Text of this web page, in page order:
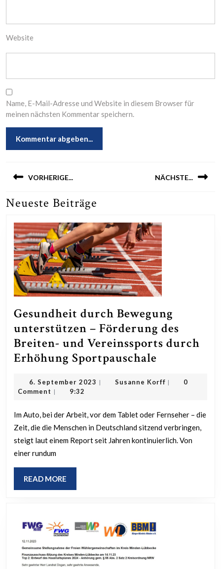
Website
Name, E-Mail-Adresse und Website in diesem Browser für
meinen nächsten Kommentar speichern.
VORHERIGE...
Previous
NÄCHSTE...
Neueste Beiträge
Gesundheit durch Bewegung
unterstützen – Förderung des
Breiten- und Vereinssports durch
Erhöhung Sportpauschale
Bewegung
–
Förderung
des
6. September 2023 6.| Susanne KorffSusanne
|
0
Comment | 9:32
Im Auto, bei der Arbeit, vor dem Tablet oder Fernseher – die
Zeit, die die Menschen in Deutschland sitzend verbringen,
steigt laut einem Report seit Jahren kontinuierlich. Von
einer rundum
READ MORE
MORE